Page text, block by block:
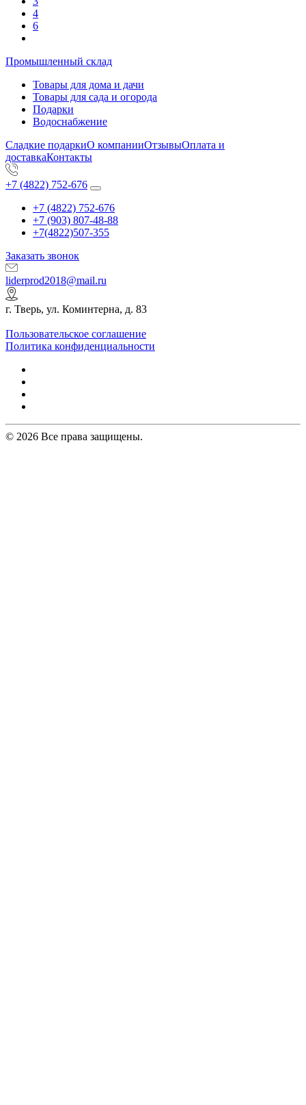
4
6
Промышленный склад
Товары для дома и дачи
Товары для сада и огорода
Подарки
Водоснабжение
Сладкие подаркиО компанииОтзывыОплата и
доставкаКонтакты
+7 (4822) 752-676
+7 (4822) 752-676
+7 (903) 807-48-88
+7(4822)507-355
Заказать звонок
liderprod2018@mail.ru
г. Тверь, ул. Коминтерна, д. 83
Пользовательское соглашение
Политика конфиденциальности
© 2026 Все права защищены.